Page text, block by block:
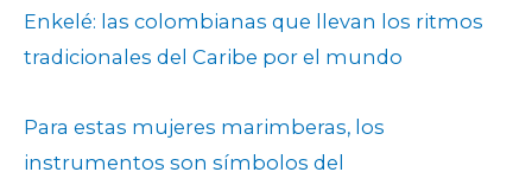
Enkelé: las colombianas que llevan los ritmos
tradicionales del Caribe por el mundo
Para estas mujeres marimberas, los
instrumentos son símbolos del